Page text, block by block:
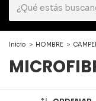
Inicio > HOMBRE >